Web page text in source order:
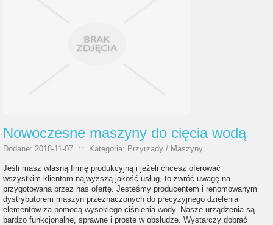
Nowoczesne maszyny do cięcia wodą
Dodane: 2018-11-07 :: Kategoria: Przyrządy / Maszyny
Jeśli masz własną firmę produkcyjną i jeżeli chcesz oferować
wszystkim klientom najwyższą jakość usług, to zwróć uwagę na
przygotowaną przez nas ofertę. Jesteśmy producentem i renomowanym
dystrybutorem maszyn przeznaczonych do precyzyjnego dzielenia
elementów za pomocą wysokiego ciśnienia wody. Nasze urządzenia są
bardzo funkcjonalne, sprawne i proste w obsłudze. Wystarczy dobrać